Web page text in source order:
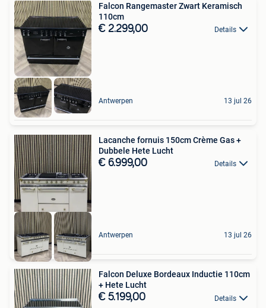
Falcon Rangemaster Zwart Keramisch
110cm
€ 2.299,00 Details
Antwerpen 13 jul 26
Lacanche fornuis 150cm Crème Gas +
Dubbele Hete Lucht
€ 6.999,00 Details
Antwerpen 13 jul 26
Falcon Deluxe Bordeaux Inductie 110cm
+ Hete Lucht
€ 5.199,00 Details